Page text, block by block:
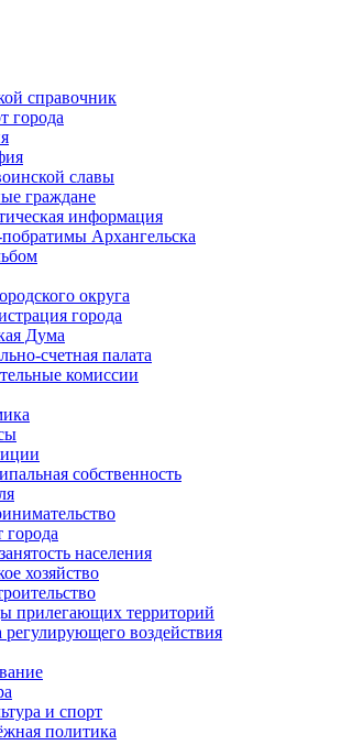
справочник
города
славы
граждане
информация
Архангельска
округа
города
Дума
счетная палата
комиссии
собственность
населения
хозяйство
прилегающих территорий
воздействия
и спорт
политика